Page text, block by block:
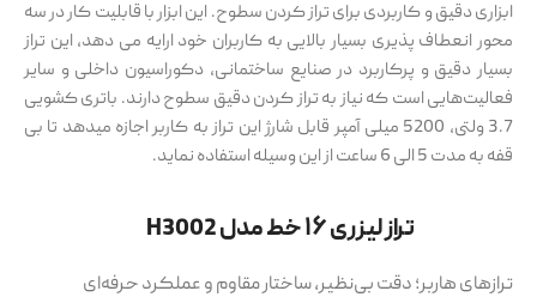
ابزاری دقیق و کاربردی برای تراز کردن سطوح. این ابزار با قابلیت کار در سه
محور انعطاف پذیری بسیار بالایی به کاربران خود ارایه می دهد، این تراز
بسیار دقیق و پرکاربرد در صنایع ساختمانی، دکوراسیون داخلی و سایر
فعالیت‌هایی است که نیاز به تراز کردن دقیق سطوح دارند. باتری کشویی
3.7 ولتی، 5200 میلی آمپر قابل شارژ این تراز به کاربر اجازه میدهد تا بی
قفه به مدت 5 الی 6 ساعت از این وسیله استفاده نماید.
تراز لیزری ۱۶ خط مدل H3002
ترازهای هاربر؛ دقت بی‌نظیر، ساختار مقاوم و عملکرد حرفه‌ای